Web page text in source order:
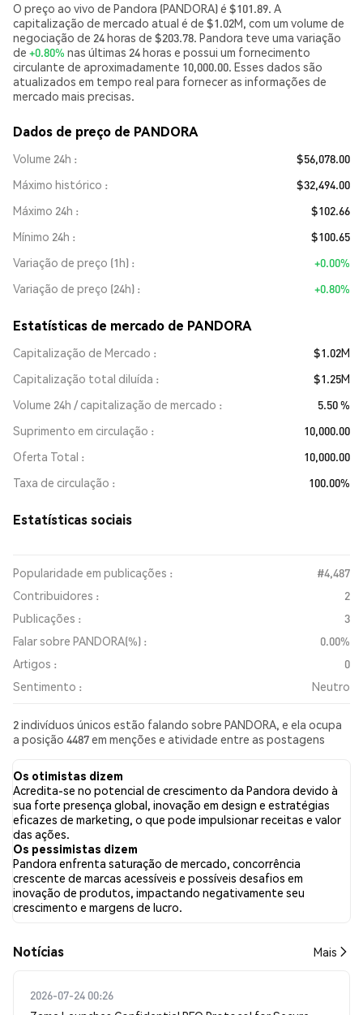
O preço ao vivo de Pandora (PANDORA) é $101.89. A
capitalização de mercado atual é de $1.02M, com um volume de
negociação de 24 horas de $203.78. Pandora teve uma variação
de +0.80% nas últimas 24 horas e possui um fornecimento
circulante de aproximadamente 10,000.00. Esses dados são
atualizados em tempo real para fornecer as informações de
mercado mais precisas.
Dados de preço de PANDORA
Volume 24h
$56,078.00
Máximo histórico
$32,494.00
Máximo 24h
$102.66
Mínimo 24h
$100.65
Variação de preço (1h)
+0.00%
Variação de preço (24h)
+0.80%
Estatísticas de mercado de PANDORA
Capitalização de Mercado
$1.02M
Capitalização total diluída
$1.25M
Volume 24h / capitalização de mercado
5.50 %
Suprimento em circulação
10,000.00
Oferta Total
10,000.00
Taxa de circulação
100.00%
Estatísticas sociais
Popularidade em publicações :
#4,487
Contribuidores :
2
Publicações :
3
Falar sobre PANDORA(%) :
0.00%
Artigos :
0
Sentimento :
Neutro
2 indivíduos únicos estão falando sobre PANDORA, e ela ocupa
a posição 4487 em menções e atividade entre as postagens
PANDORA em todas as redes sociais foi Neutro. Por fim, foram
publicados 0 artigos de notícias sobre PANDORA. No Twitter,
0.00% dos tweets apresentaram um sentimento otimista em
comparação com 0.00% dos tweets com sentimento pessimista
sobre PANDORA. 100.00% dos tweets foram neutros em relação
a PANDORA. Esses sentimentos são baseados em 3 tweets.
Os otimistas dizem
Acredita-se no potencial de crescimento da Pandora devido à
sua forte presença global, inovação em design e estratégias
eficazes de marketing, o que pode impulsionar receitas e valor
das ações.
Os pessimistas dizem
Pandora enfrenta saturação de mercado, concorrência
crescente de marcas acessíveis e possíveis desafios em
inovação de produtos, impactando negativamente seu
crescimento e margens de lucro.
​​Notícias​​ Mais
2026-07-24 00:26